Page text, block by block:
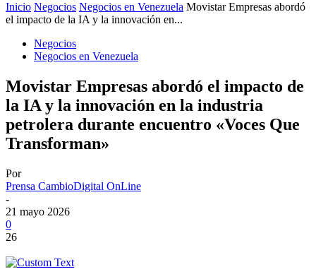
Inicio Negocios Negocios en Venezuela Movistar Empresas abordó
el impacto de la IA y la innovación en...
Negocios
Negocios en Venezuela
Movistar Empresas abordó el impacto de
la IA y la innovación en la industria
petrolera durante encuentro «Voces Que
Transforman»
Por
Prensa CambioDigital OnLine
-
21 mayo 2026
0
26